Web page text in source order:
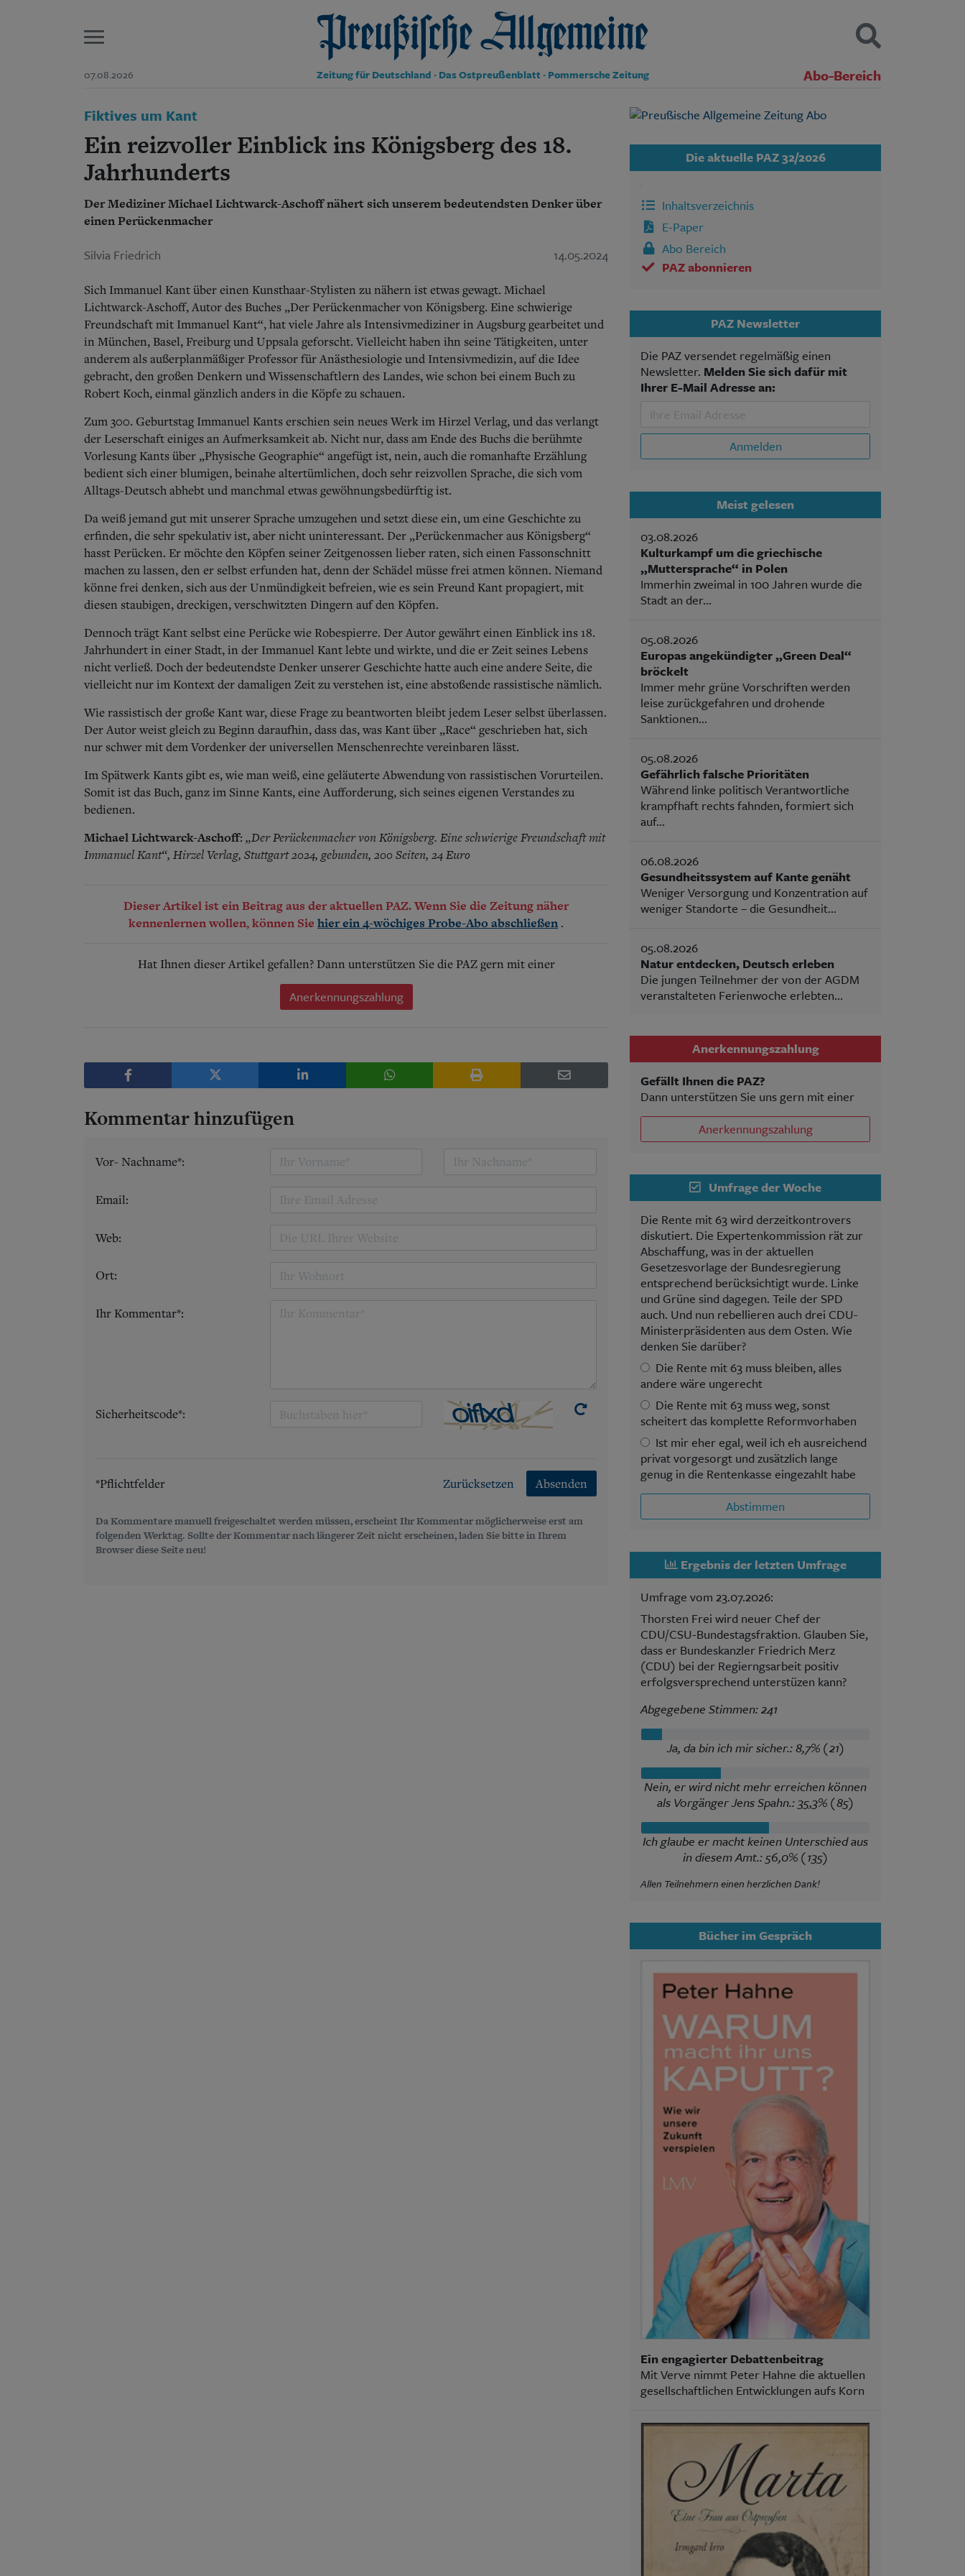
07.08.2026 Preußische Allgemeine Zeitung
Zeitung für Deutschland · Das Ostpreußenblatt · Pommersche Zeitung Abo-Bereich
Start
Aktuelle Ausgabe
Abonnenten-Login
Abonnent werden
Archiv
Mediadaten
Wirtschaft
Panorama
Geschichte
Danzig und Westpreußen
Bücher
Kontakt
Datenschutz
Suchen und finden
SUCHEN
Fiktives um Kant
Ein reizvoller Einblick ins Königsberg des 18.
Jahrhunderts
Der Mediziner Michael Lichtwarck-Aschoff nähert sich unserem bedeutendsten Denker über
einen Perückenmacher
Silvia Friedrich 14.05.2024
Sich Immanuel Kant über einen Kunsthaar-Stylisten zu nähern ist etwas gewagt. Michael
Lichtwarck-Aschoff, Autor des Buches „Der Perückenmacher von Königsberg. Eine schwierige
Freundschaft mit Immanuel Kant“, hat viele Jahre als Intensivmediziner in Augsburg gearbeitet und
in München, Basel, Freiburg und Uppsala geforscht. Vielleicht haben ihn seine Tätigkeiten, unter
anderem als außerplanmäßiger Professor für Anästhesiologie und Intensivmedizin, auf die Idee
gebracht, den großen Denkern und Wissenschaftlern des Landes, wie schon bei einem Buch zu
Robert Koch, einmal gänzlich anders in die Köpfe zu schauen.
Zum 300. Geburtstag Immanuel Kants erschien sein neues Werk im Hirzel Verlag, und das verlangt
der Leserschaft einiges an Aufmerksamkeit ab. Nicht nur, dass am Ende des Buchs die berühmte
Vorlesung Kants über „Physische Geographie“ angefügt ist, nein, auch die romanhafte Erzählung
bedient sich einer blumigen, beinahe altertümlichen, doch sehr reizvollen Sprache, die sich vom
Alltags-Deutsch abhebt und manchmal etwas gewöhnungsbedürftig ist.
Da weiß jemand gut mit unserer Sprache umzugehen und setzt diese ein, um eine Geschichte zu
erfinden, die sehr spekulativ ist, aber nicht uninteressant. Der „Perückenmacher aus Königsberg“
hasst Perücken. Er möchte den Köpfen seiner Zeitgenossen lieber raten, sich einen Fassonschnitt
machen zu lassen, den er selbst erfunden hat, denn der Schädel müsse frei atmen können. Niemand
könne frei denken, sich aus der Unmündigkeit befreien, wie es sein Freund Kant propagiert, mit
diesen staubigen, dreckigen, verschwitzten Dingern auf den Köpfen.
Dennoch trägt Kant selbst eine Perücke wie Robespierre. Der Autor gewährt einen Einblick ins 18.
Jahrhundert in einer Stadt, in der Immanuel Kant lebte und wirkte, und die er Zeit seines Lebens
nicht verließ. Doch der bedeutendste Denker unserer Geschichte hatte auch eine andere Seite, die
vielleicht nur im Kontext der damaligen Zeit zu verstehen ist, eine abstoßende rassistische nämlich.
Wie rassistisch der große Kant war, diese Frage zu beantworten bleibt jedem Leser selbst überlassen.
Der Autor weist gleich zu Beginn daraufhin, dass das, was Kant über „Race“ geschrieben hat, sich
nur schwer mit dem Vordenker der universellen Menschenrechte vereinbaren lässt.
Im Spätwerk Kants gibt es, wie man weiß, eine geläuterte Abwendung von rassistischen Vorurteilen.
Somit ist das Buch, ganz im Sinne Kants, eine Aufforderung, sich seines eigenen Verstandes zu
bedienen.
Michael Lichtwarck-Aschoff: „Der Perückenmacher von Königsberg. Eine schwierige Freundschaft mit
Immanuel Kant“, Hirzel Verlag, Stuttgart 2024, gebunden, 200 Seiten, 24 Euro
Dieser Artikel ist ein Beitrag aus der aktuellen PAZ. Wenn Sie die Zeitung näher
kennenlernen wollen, können Sie hier ein 4-wöchiges Probe-Abo abschließen .
Hat Ihnen dieser Artikel gefallen? Dann unterstützen Sie die PAZ gern mit einer
Anerkennungszahlung
Kommentar hinzufügen
Vor- Nachname*:
Email:
Web:
Ort:
Ihr Kommentar*:
Sicherheitscode*:
*Pflichtfelder Zurücksetzen Absenden
Da Kommentare manuell freigeschaltet werden müssen, erscheint Ihr Kommentar möglicherweise erst am
folgenden Werktag. Sollte der Kommentar nach längerer Zeit nicht erscheinen, laden Sie bitte in Ihrem
Browser diese Seite neu!
Die aktuelle PAZ 32/2026
Inhaltsverzeichnis
E-Paper
Abo Bereich
PAZ abonnieren
PAZ Newsletter
Die PAZ versendet regelmäßig einen
Newsletter. Melden Sie sich dafür mit
Ihrer E-Mail Adresse an:
Anmelden
Meist gelesen
03.08.2026
Kulturkampf um die griechische
„Muttersprache“ in Polen
Immerhin zweimal in 100 Jahren wurde die
Stadt an der...
05.08.2026
Europas angekündigter „Green Deal“
bröckelt
Immer mehr grüne Vorschriften werden
leise zurückgefahren und drohende
Sanktionen...
05.08.2026
Gefährlich falsche Prioritäten
Während linke politisch Verantwortliche
krampfhaft rechts fahnden, formiert sich
auf...
06.08.2026
Gesundheitssystem auf Kante genäht
Weniger Versorgung und Konzentration auf
weniger Standorte – die Gesundheit...
05.08.2026
Natur entdecken, Deutsch erleben
Die jungen Teilnehmer der von der AGDM
veranstalteten Ferienwoche erlebten...
Anerkennungszahlung
Gefällt Ihnen die PAZ?
Dann unterstützen Sie uns gern mit einer
Anerkennungszahlung
Umfrage der Woche
Die Rente mit 63 wird derzeitkontrovers
diskutiert. Die Expertenkommission rät zur
Abschaffung, was in der aktuellen
Gesetzesvorlage der Bundesregierung
entsprechend berücksichtigt wurde. Linke
und Grüne sind dagegen. Teile der SPD
auch. Und nun rebellieren auch drei CDU-
Ministerpräsidenten aus dem Osten. Wie
denken Sie darüber?
Die Rente mit 63 muss bleiben, alles
andere wäre ungerecht
Die Rente mit 63 muss weg, sonst
scheitert das komplette Reformvorhaben
Ist mir eher egal, weil ich eh ausreichend
privat vorgesorgt und zusätzlich lange
genug in die Rentenkasse eingezahlt habe
Abstimmen
Ergebnis der letzten Umfrage
Umfrage vom 23.07.2026:
Thorsten Frei wird neuer Chef der
CDU/CSU-Bundestagsfraktion. Glauben Sie,
dass er Bundeskanzler Friedrich Merz
(CDU) bei der Regierngsarbeit positiv
erfolgsversprechend unterstüzen kann?
Abgegebene Stimmen: 241
Ja, da bin ich mir sicher.: 8,7% (21)
Nein, er wird nicht mehr erreichen können
als Vorgänger Jens Spahn.: 35,3% (85)
Ich glaube er macht keinen Unterschied aus
in diesem Amt.: 56,0% (135)
Allen Teilnehmern einen herzlichen Dank!
Bücher im Gespräch
Ein engagierter Debattenbeitrag
Mit Verve nimmt Peter Hahne die aktuellen
gesellschaftlichen Entwicklungen aufs Korn